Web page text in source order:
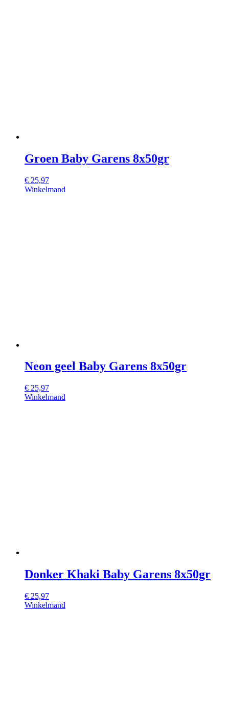
Groen Baby Garens 8x50gr
€ 25,97
Winkelmand
Neon geel Baby Garens 8x50gr
€ 25,97
Winkelmand
Donker Khaki Baby Garens 8x50gr
€ 25,97
Winkelmand